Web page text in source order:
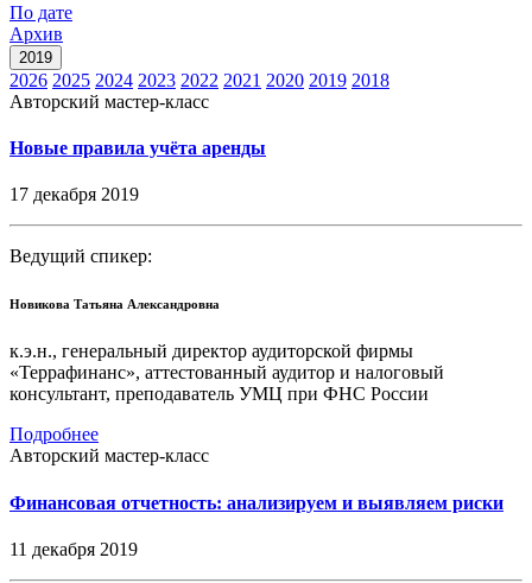
По дате
Архив
2019
2026 2025 2024 2023 2022 2021 2020 2019 2018
Авторский мастер-класс
Новые правила учёта аренды
17 декабря 2019
Ведущий спикер:
Новикова Татьяна Александровна
к.э.н., генеральный директор аудиторской фирмы
«Террафинанс», аттестованный аудитор и налоговый
консультант, преподаватель УМЦ при ФНС России
Подробнее
Авторский мастер-класс
Финансовая отчетность: анализируем и выявляем риски
11 декабря 2019